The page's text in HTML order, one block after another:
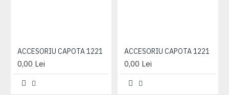
ACCESORIU CAPOTA 1221
0,00 Lei
ACCESORIU CAPOTA 1221
0,00 Lei